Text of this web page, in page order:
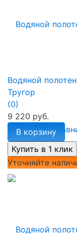
избранное
Водяной
Тругор
(0)
9 220 руб.
В корзину
Уточняйте